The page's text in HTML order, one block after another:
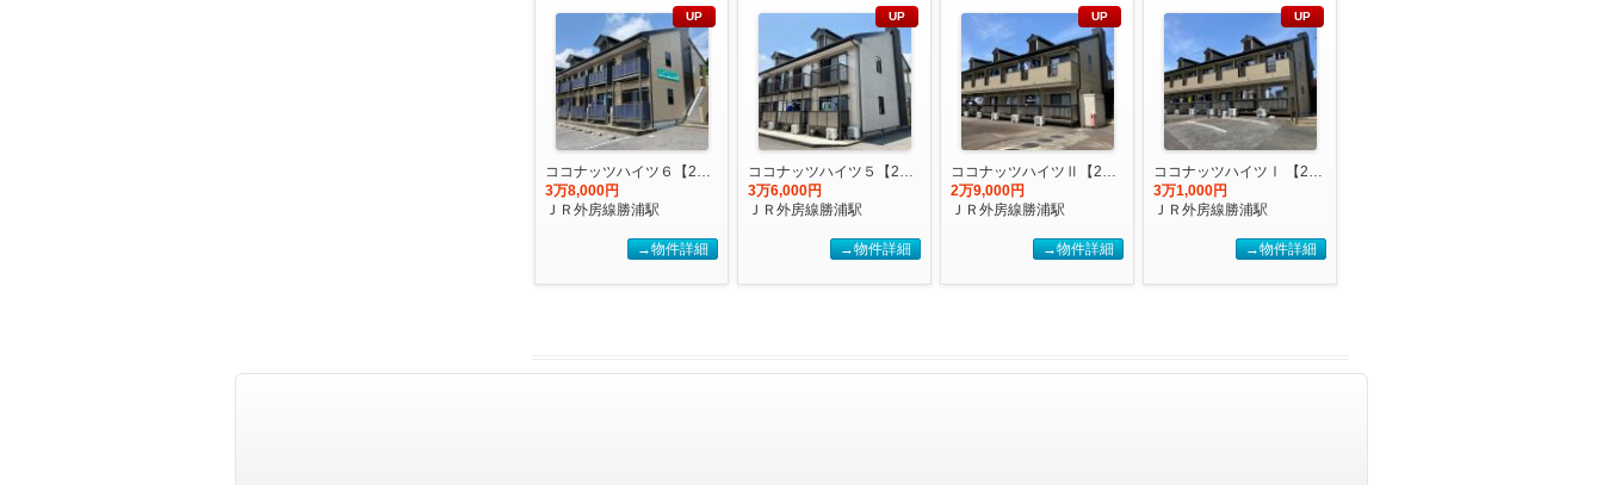
UP
ココナッツハイツ６【2027年度国際武道大学生 入居申込受付開始しました！】
3万8,000円
ＪＲ外房線勝浦駅
→物件詳細
UP
ココナッツハイツ５【2027年度国際武道大学生 入居申込受付開始しました！】
3万6,000円
ＪＲ外房線勝浦駅
→物件詳細
UP
ココナッツハイツⅡ【2027年度国際武道大学生 入居申込受付開始しました！】
2万9,000円
ＪＲ外房線勝浦駅
→物件詳細
UP
ココナッツハイツⅠ 【2027年度国際武道大学生 入居申込受付開始しました！】
3万1,000円
ＪＲ外房線勝浦駅
→物件詳細